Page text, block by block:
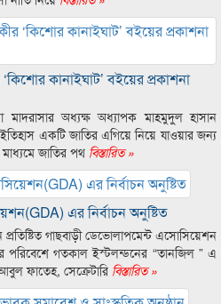
কানাইঘাট’ বইয়ের প্রকাশনা
মাদরাসার অধ্যক্ষ অধ্যাপক মাহমুদুল হাসান
একটি জাতির এগিয়ে নিয়ে যাওয়ার জন্য
জাতির পথ বিস্তারিত »
এর নির্বাচন অনুষ্টিত
গাছবাড়ী ডেভোলাপমেন্ট এসোসিয়েশন
পরিবেশে গতকাল ইস্টলন্ডনের “তানজিল ” এ
ফাতেহ, সেক্রেটারি বিস্তারিত »